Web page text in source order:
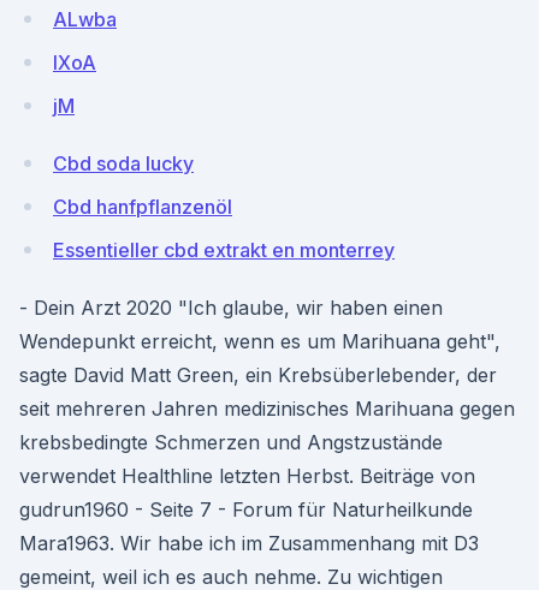
ALwba
lXoA
jM
Cbd soda lucky
Cbd hanfpflanzenöl
Essentieller cbd extrakt en monterrey
- Dein Arzt 2020 "Ich glaube, wir haben einen
Wendepunkt erreicht, wenn es um Marihuana geht",
sagte David Matt Green, ein Krebsüberlebender, der
seit mehreren Jahren medizinisches Marihuana gegen
krebsbedingte Schmerzen und Angstzustände
verwendet Healthline letzten Herbst. Beiträge von
gudrun1960 - Seite 7 - Forum für Naturheilkunde
Mara1963. Wir habe ich im Zusammenhang mit D3
gemeint, weil ich es auch nehme. Zu wichtigen